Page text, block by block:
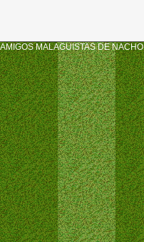
AMIGOS MALAGUISTAS DE NACHO